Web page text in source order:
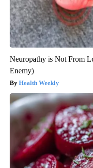
Neuropathy is Not From
Enemy)
Health Weekly